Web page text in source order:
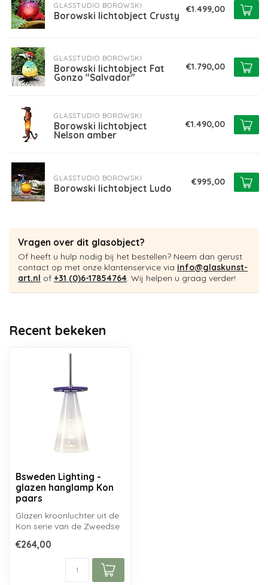
GLASSTUDIO BOROWSKI
Borowski lichtobject Crusty
€1.499,00
GLASSTUDIO BOROWSKI
Borowski lichtobject Fat
Gonzo "Salvador"
€1.790,00
GLASSTUDIO BOROWSKI
Borowski lichtobject
Nelson amber
€1.490,00
GLASSTUDIO BOROWSKI
Borowski lichtobject Ludo
€995,00
Vragen over dit glasobject?
Of heeft u hulp nodig bij het bestellen? Neem dan gerust
contact op met onze klantenservice via info@glaskunst-
art.nl of +31 (0)6-17854764. Wij helpen u graag verder!
Recent bekeken
Bsweden Lighting -
glazen hanglamp Kon
paars
Glazen kroonluchter uit de
Kon serie van de Zweedse
mondge...
€264,00